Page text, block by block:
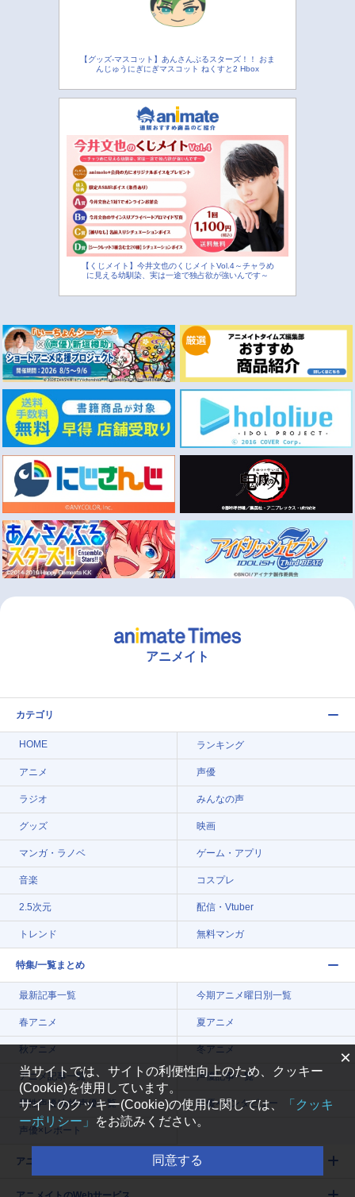
【グッズ-マスコット】あんさんぶるスターズ！！ おま
んじゅうにぎにぎマスコット ねくすと2 Hbox
【くじメイト】今井文也のくじメイトVol.4～チャラめ
に見える幼馴染、実は一途で独占欲が強いんです～
アニメイト
カテゴリ
HOME ランキング
アニメ 声優
ラジオ みんなの声
グッズ 映画
マンガ・ラノベ ゲーム・アプリ
音楽 コスプレ
2.5次元 配信・Vtuber
トレンド 無料マンガ
特集/一覧まとめ
最新記事一覧 今期アニメ曜日別一覧
春アニメ 夏アニメ
秋アニメ 冬アニメ
アニメ記事一覧 声優記事一覧
男性声優/女性声優一覧 声優×インタビュー
声優×レポート
アニメイトタイムズについて
×
当サイトでは、サイトの利便性向上のため、クッキー
(Cookie)を使用しています。
サイトのクッキー(Cookie)の使用に関しては、
「クッキ
ーポリシー」
をお読みください。
同意する